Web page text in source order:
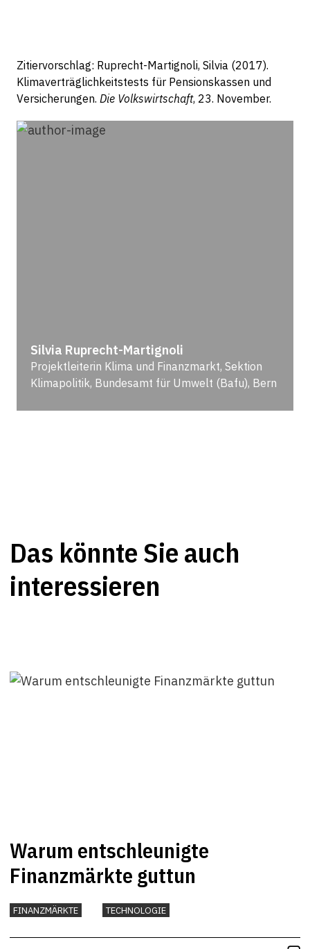
Zitiervorschlag: Ruprecht-Martignoli, Silvia (2017).
Klimaverträglichkeitstests für Pensionskassen und
Versicherungen. Die Volkswirtschaft, 23. November.
Silvia Ruprecht-Martignoli
Projektleiterin Klima und Finanzmarkt, Sektion
Klimapolitik, Bundesamt für Umwelt (Bafu), Bern
Das könnte Sie auch
interessieren
Warum entschleunigte
Finanzmärkte guttun
FINANZMÄRKTE TECHNOLOGIE